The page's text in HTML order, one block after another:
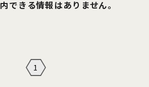
できる情報はありません。
1